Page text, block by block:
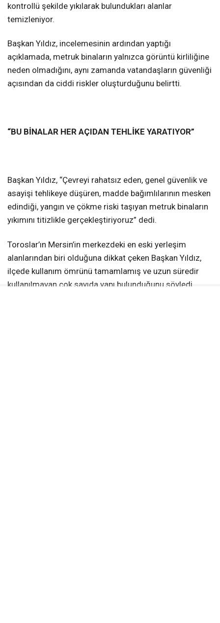
kontrollü şekilde yıkılarak bulundukları alanlar
temizleniyor.
Başkan Yıldız, incelemesinin ardından yaptığı
açıklamada, metruk binaların yalnızca görüntü kirliliğine
neden olmadığını, aynı zamanda vatandaşların güvenliği
açısından da ciddi riskler oluşturduğunu belirtti.
“BU BİNALAR HER AÇIDAN TEHLİKE YARATIYOR”
Başkan Yıldız, “Çevreyi rahatsız eden, genel güvenlik ve
asayişi tehlikeye düşüren, madde bağımlılarının mesken
edindiği, yangın ve çökme riski taşıyan metruk binaların
yıkımını titizlikle gerçekleştiriyoruz” dedi.
Toroslar’ın Mersin’in merkezdeki en eski yerleşim
alanlarından biri olduğuna dikkat çeken Başkan Yıldız,
ilçede kullanım ömrünü tamamlamış ve uzun süredir
kullanılmayan çok sayıda yapı bulunduğunu söyledi.